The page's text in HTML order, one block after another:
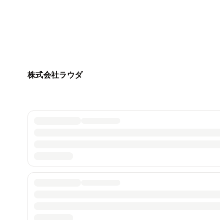
株式会社ラウダ